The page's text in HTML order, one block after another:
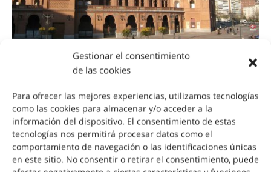
Gestionar el consentimiento
de las cookies
Para ofrecer las mejores experiencias, utilizamos tecnologías
como las cookies para almacenar y/o acceder a la
información del dispositivo. El consentimiento de estas
tecnologías nos permitirá procesar datos como el
comportamiento de navegación o las identificaciones únicas
en este sitio. No consentir o retirar el consentimiento, puede
Paseillo a la Plaza de Toros de las
Ventas
Un paseo por el barrio de Salamanca hasta
llegar a la mítica plaza de Toros de las Ventas